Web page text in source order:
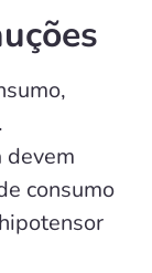
devem
consumo